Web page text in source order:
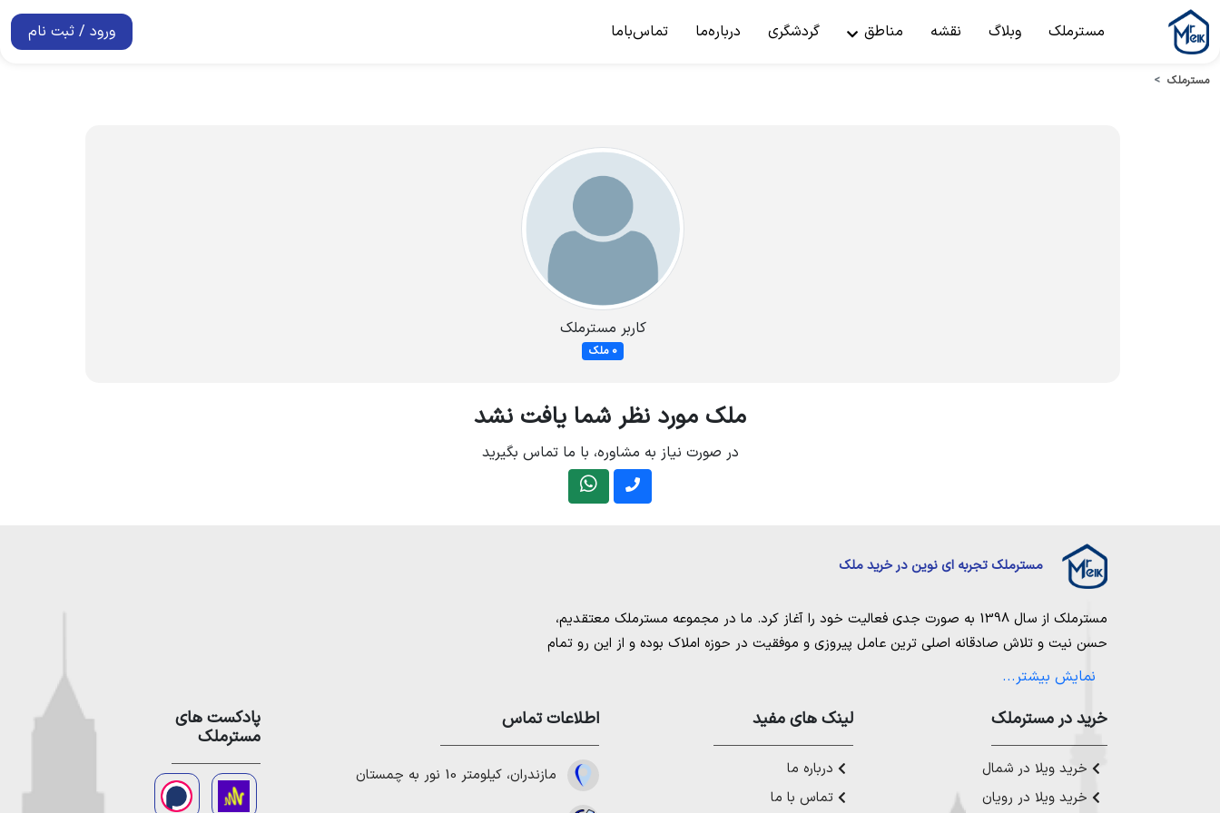
مسترملک وبلاگ نقشه مناطق گردشگری درباره‌ما تماس‌باما ورود / ثبت نام
مسترملک
کاربر مسترملک
0 ملک
ملک مورد نظر شما یافت نشد
در صورت نیاز به مشاوره، با ما تماس بگیرید
مسترملک تجربه ای نوین در خرید ملک
مسترملک از سال 1398 به صورت جدی فعالیت خود را آغاز کرد. ما در مجموعه مسترملک معتقدیم،
حسن نیت و تلاش صادقانه اصلی ترین عامل پیروزی و موفقیت در حوزه املاک بوده و از این رو تمام
مساعی خویش را به کار میگیریم تا بتوانیم با صداقت کامل بهترین ها را برای مشتریانمان به ارمغان
ملک در شمال،خرید زمین در نور خرید زمین در چمستان،خرید زمین در نوشهر
خرید زمین در
رویان،خرید زمین در محمودآباد خرید ویلا در شمال،خرید ویلا در نور
خرید ویلا در
چمستان ،خرید ویلا در نوشهر خرید ویلا در محمودآبادو
میتوانیم به هموطنان
عزیز خدمت کنیم.
نمایش بیشتر...
خرید در مستر‌ملک
خرید ویلا در شمال
خرید ویلا در رویان
لینک های مفید
درباره ما
تماس با ما
اطلاعات تماس
مازندران، کیلومتر 10 نور به چمستان
پادکست های
مسترملک